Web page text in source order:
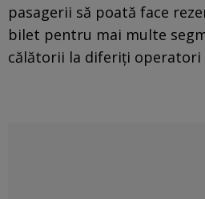
pasagerii să poată face
bilet pentru mai multe
călătorii la diferiți operatori